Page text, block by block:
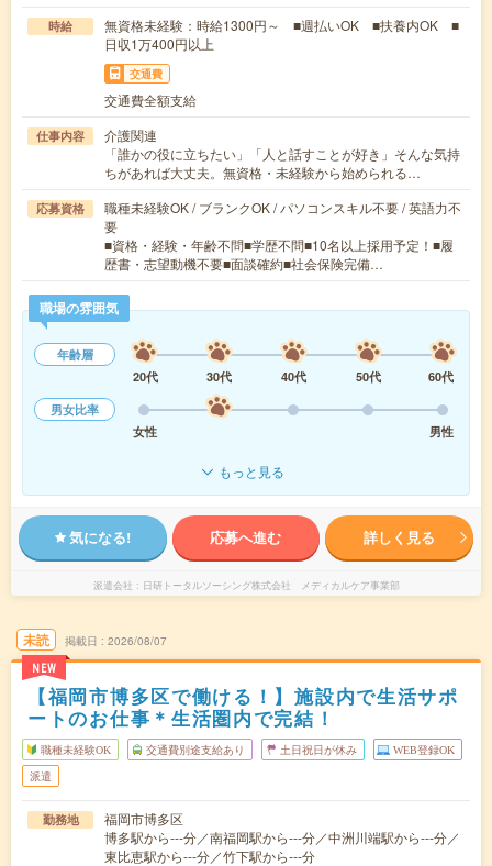
時給
無資格未経験：時給1300円～ ■週払いOK ■扶養内OK ■
日収1万400円以上
交通費
交通費全額支給
仕事内容
介護関連
「誰かの役に立ちたい」「人と話すことが好き」そんな気持
ちがあれば大丈夫。無資格・未経験から始められる…
応募資格
職種未経験OK / ブランクOK / パソコンスキル不要 / 英語力不
要
■資格・経験・年齢不問■学歴不問■10名以上採用予定！■履
歴書・志望動機不要■面談確約■社会保険完備…
職場の雰囲気
年齢層
20代
30代 40代 50代
60代
男女比率
女性
男性
もっと見る
気になる! 応募へ進む 詳しく見る
派遣会社 日研トータルソーシング株式会社 メディカルケア事業部
未読
NEW
掲載日 2026/08/07
【福岡市博多区で働ける！】施設内で生活サポ
ートのお仕事＊生活圏内で完結！
職種未経験OK 交通費別途支給あり 土日祝日が休み WEB登録OK
派遣
勤務地
福岡市博多区
博多駅から---分／南福岡駅から---分／中洲川端駅から---分／
東比恵駅から---分／竹下駅から---分